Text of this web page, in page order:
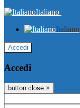
Italiano
Italiano
Accedi
Accedi
button close ×